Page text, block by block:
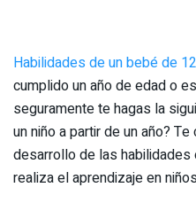
Habilidades de un bebé de
cumplido un año de edad o
seguramente te hagas la
un niño a partir de un año?
desarrollo de las habilidades
realiza el aprendizaje en